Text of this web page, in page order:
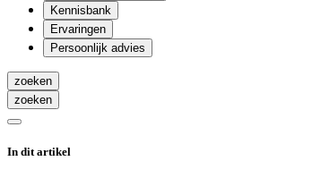
Kennisbank
Ervaringen
Persoonlijk advies
zoeken
zoeken
In dit artikel